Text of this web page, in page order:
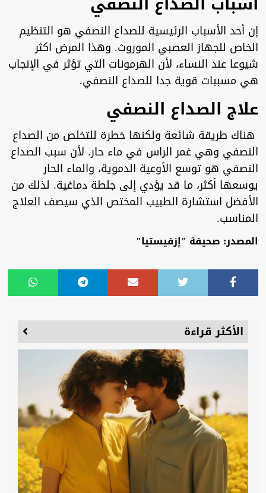
إن أحد الأسباب الرئيسية للصداع النصفي هو التنظيم
الخاص للجهاز العصبي الموروث. وهذا المرض اكثر
شيوعا عند النساء، لأن الهرمونات التي تؤثر في الإنجاب
هي مسببات قوية جدا للصداع النصفي.
علاج الصداع النصفي
هناك طريقة شائعة ولكنها خطرة للتخلص من الصداع
النصفي وهي غمر الراس في ماء حار. لأن سبب الصداع
النصفي هو توسع الأوعية الدموية، والماء الحار
يوسعها أكثر، ما قد يؤدي إلى جلطة دماغية. لذلك من
الأفضل استشارة الطبيب المختص الذي سيصف العلاج
المناسب.
المصدر: صحيفة "إزفيستيا"
الأكثر قراءة